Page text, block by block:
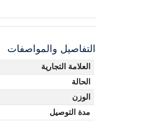
التفاصيل والمواصفات
العلامة التجارية
الحالة
الوزن
مدة التوصيل